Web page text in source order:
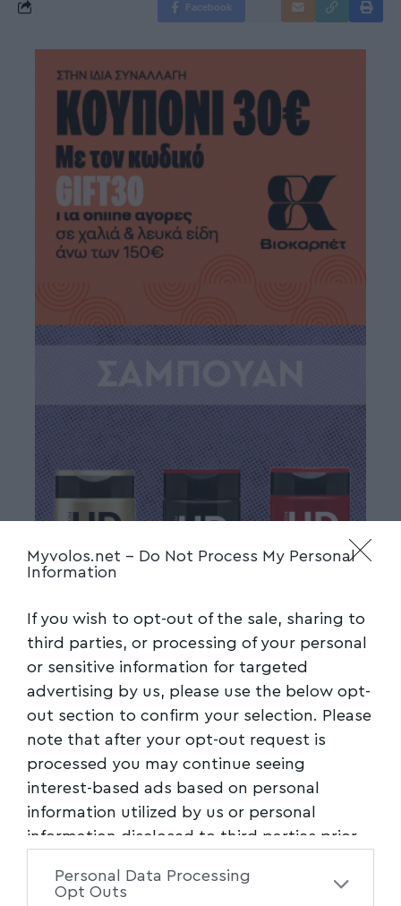
Myvolos.net - Do Not Process My Personal
Information
If you wish to opt-out of the sale, sharing to
third parties, or processing of your personal
or sensitive information for targeted
advertising by us, please use the below opt-
out section to confirm your selection. Please
note that after your opt-out request is
processed you may continue seeing
interest-based ads based on personal
information utilized by us or personal
information disclosed to third parties prior
of the further disclosure of your personal
Personal Data Processing
Opt Outs
Facebook